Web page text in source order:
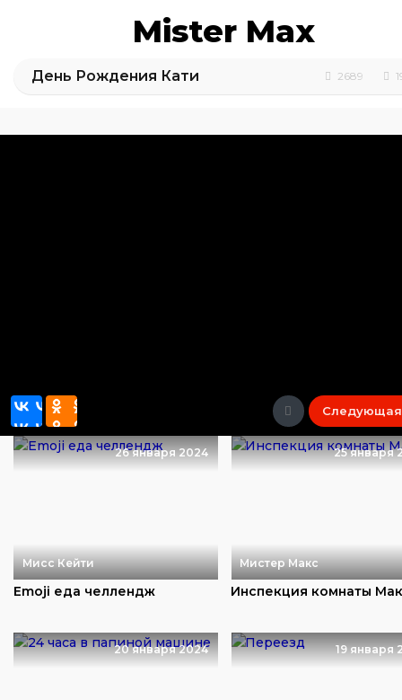
Mister Max
День Рождения Кати 2689
Следующая
26 января 2024
Мисс Кейти
Emoji еда челлендж
25 января
Мистер Макс
Инспекция комнаты
20 января 2024 19 января